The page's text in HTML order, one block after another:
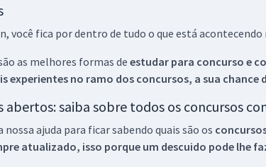
você fica por dentro de tudo o que está acontecendo
as melhores formas de estudar para concurso e
experientes no ramo dos concursos, a sua chance
abertos: saiba sobre todos os concursos
nossa ajuda para ficar sabendo quais são os
atualizado, isso porque um descuido pode lhe